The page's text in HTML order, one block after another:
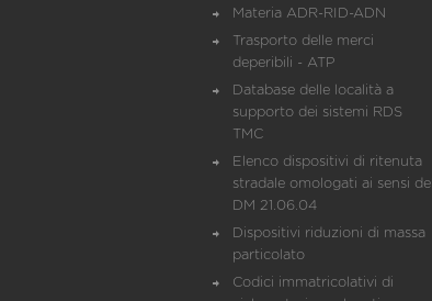
Materia ADR-RID-ADN
Trasporto delle merci
deperibili - ATP
Database delle località a
supporto dei sistemi RDS
TMC
Elenco dispositivi di ritenuta
stradale omologati ai sensi del
DM 21.06.04
Dispositivi riduzioni di massa
particolato
Codici immatricolativi di